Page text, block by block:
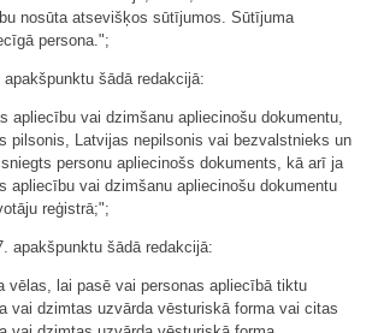
nosūta atsevišķos sūtījumos. Sūtījuma
persona.";
šādā redakcijā:
apliecību vai dzimšanu apliecinošu dokumentu,
pilsonis, Latvijas nepilsonis vai bezvalstnieks un
personu apliecinošs dokuments, kā arī ja
apliecību vai dzimšanu apliecinošu dokumentu
reģistrā;";
apakšpunktu šādā redakcijā:
vēlas, lai pasē vai personas apliecībā tiktu
vai dzimtas uzvārda vēsturiskā forma vai citas